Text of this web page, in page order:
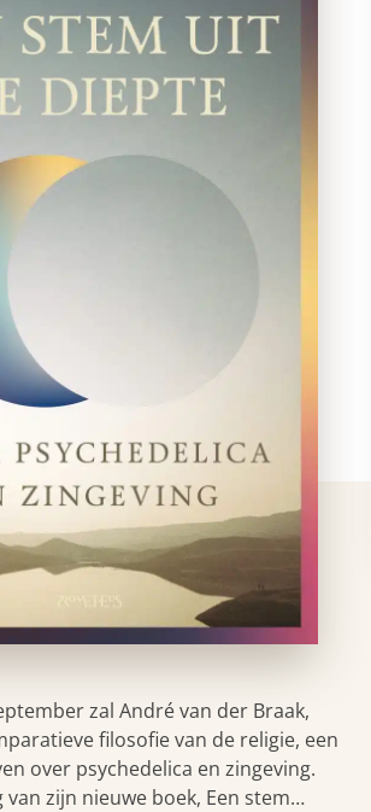
zal André van der Braak,
filosofie van de religie, een
over psychedelica en zingeving.
van zijn nieuwe boek, Een stem…